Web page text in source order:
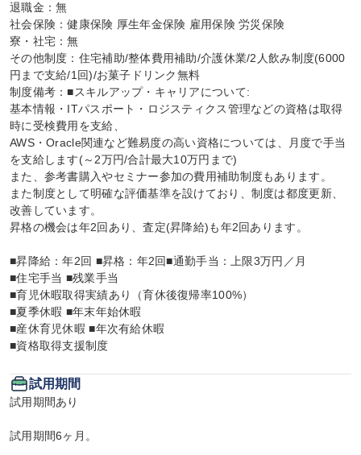
退職金：無
社会保険：健康保険 厚生年金保険 雇用保険 労災保険
寮・社宅：無
その他制度：住宅補助/整体費用補助/介護休業/2人飲み制度(6000
円まで支給/1回)/お菓子ドリンク無料
制度備考：■スキルアップ・キャリアについて:
基本情報・ITパスポート・ロジスティクス管理などの資格は取得
時に受検費用を支給、
AWS・Oracle関連など難易度の高い資格については、月度で手当
を支給します(～2万円/合計最大10万円まで)
また、参考書購入やセミナー参加の費用補助制度もあります。
また制度として明確な評価基準を設けており、制度は都度更新、
改善しています。
昇格の機会は年2回あり、査定(昇降給)も年2回あります。
■昇降給：年2回 ■昇格：年2回■通勤手当：上限3万円／月
■住宅手当 ■残業手当
■育児休暇取得実績あり（育休後復帰率100%）
■夏季休暇 ■年末年始休暇
■産休育児休暇 ■年次有給休暇
■資格取得支援制度
試用期間
試用期間あり
試用期間6ヶ月。